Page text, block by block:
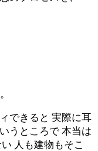
できると 実際に耳
うところで 本当は
人も建物もそこ